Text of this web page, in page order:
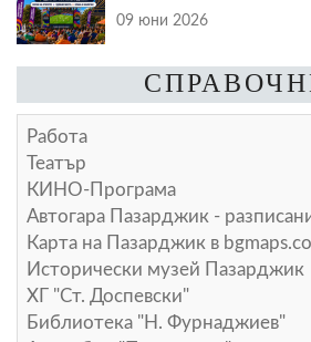
09 юни 2026
Работа
Театър
КИНО-Програма
Автогара Пазарджик -
Карта на Пазарджик в
Исторически музей Пазарджик
ХГ "Ст. Доспевски"
Библиотека "Н. Фурнаджиев"